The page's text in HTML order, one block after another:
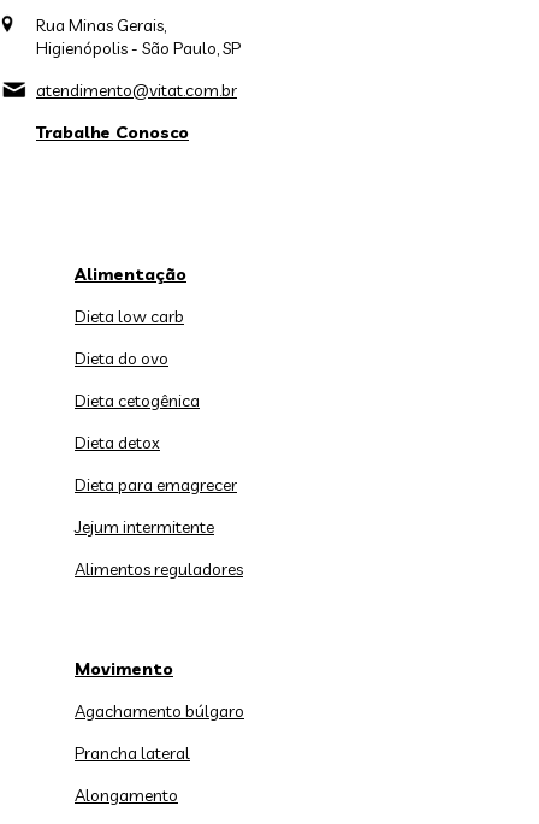
Rua Minas Gerais,
Higienópolis - São Paulo, SP
atendimento@vitat.com.br
Trabalhe Conosco
Alimentação
Dieta low carb
Dieta do ovo
Dieta cetogênica
Dieta detox
Dieta para emagrecer
Jejum intermitente
Alimentos reguladores
Movimento
Agachamento búlgaro
Prancha lateral
Alongamento